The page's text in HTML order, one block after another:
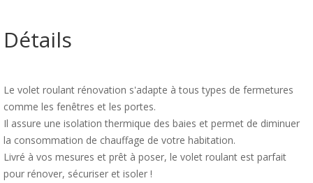
Détails
Le volet roulant rénovation s'adapte à tous types de fermetures
comme les fenêtres et les portes.
Il assure une isolation thermique des baies et permet de diminuer
la consommation de chauffage de votre habitation.
Livré à vos mesures et prêt à poser, le volet roulant est parfait
pour rénover, sécuriser et isoler !